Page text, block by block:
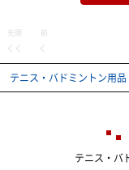
先頭 前
テニス・バドミントン用品
テニス・バ